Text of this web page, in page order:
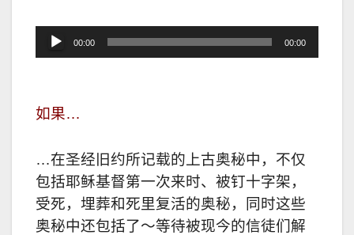
频
器
00:00 00:00
如果…
…在圣经旧约所记载的上古奥秘中，不仅
包括耶稣基督第一次来时、被钉十字架，
受死，埋葬和死里复活的奥秘，同时这些
奥秘中还包括了～等待被现今的信徒们解